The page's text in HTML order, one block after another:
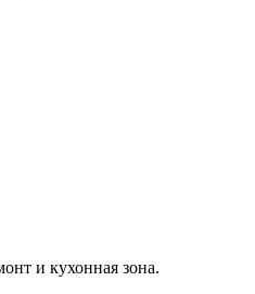
и кухонная зона.